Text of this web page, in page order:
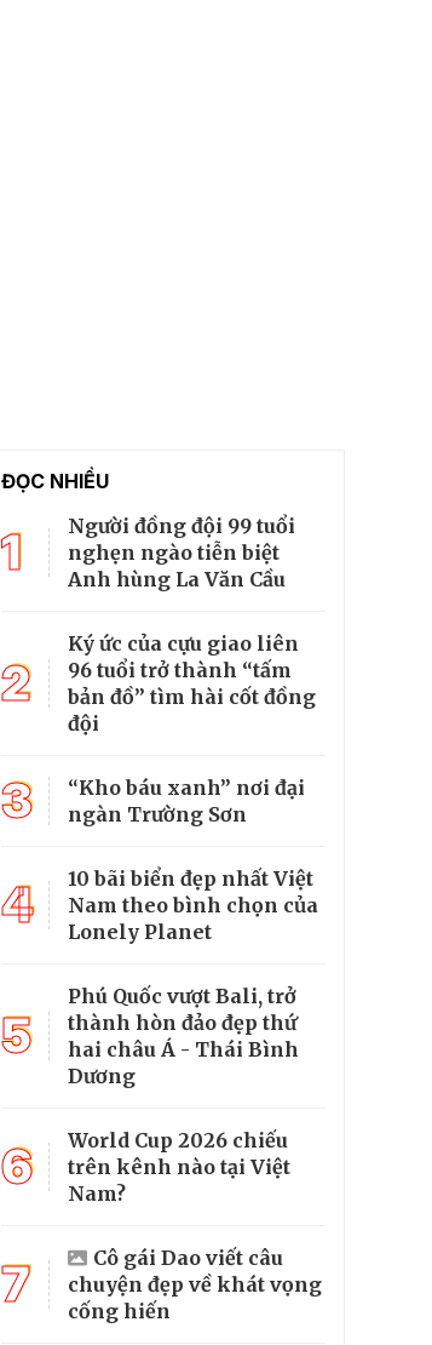
ĐỌC NHIỀU
1
Người đồng đội 99 tuổi
nghẹn ngào tiễn biệt
Anh hùng La Văn Cầu
2
Ký ức của cựu giao liên
96 tuổi trở thành “tấm
bản đồ” tìm hài cốt đồng
đội
3
“Kho báu xanh” nơi đại
ngàn Trường Sơn
4
10 bãi biển đẹp nhất Việt
Nam theo bình chọn của
Lonely Planet
5
Phú Quốc vượt Bali, trở
thành hòn đảo đẹp thứ
hai châu Á - Thái Bình
Dương
6
World Cup 2026 chiếu
trên kênh nào tại Việt
Nam?
7
Cô gái Dao viết câu
chuyện đẹp về khát vọng
cống hiến